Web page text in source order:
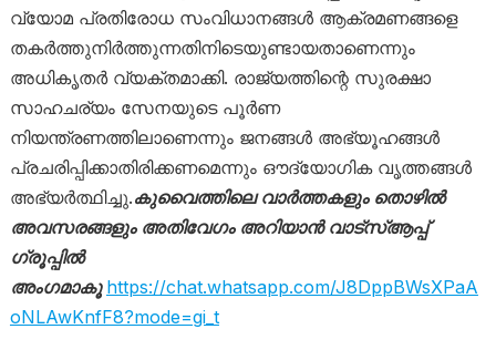
വ്യോമ പ്രതിരോധ സംവിധാനങ്ങൾ ആക്രമണങ്ങളെ
തകർത്തുനിർത്തുന്നതിനിടെയുണ്ടായതാണെന്നും
അധികൃതർ വ്യക്തമാക്കി. രാജ്യത്തിന്റെ സുരക്ഷാ
സാഹചര്യം സേനയുടെ പൂർണ
നിയന്ത്രണത്തിലാണെന്നും ജനങ്ങൾ അഭ്യൂഹങ്ങൾ
പ്രചരിപ്പിക്കാതിരിക്കണമെന്നും ഔദ്യോഗിക വൃത്തങ്ങൾ
അഭ്യർത്ഥിച്ചു.കുവൈത്തിലെ വാർത്തകളും തൊഴിൽ
അവസരങ്ങളും അതിവേഗം അറിയാൻ വാട്സ്ആപ്പ്
ഗ്രൂപ്പിൽ
അംഗമാകൂ https://chat.whatsapp.com/J8DppBWsXPaA
oNLAwKnfF8?mode=gi_t